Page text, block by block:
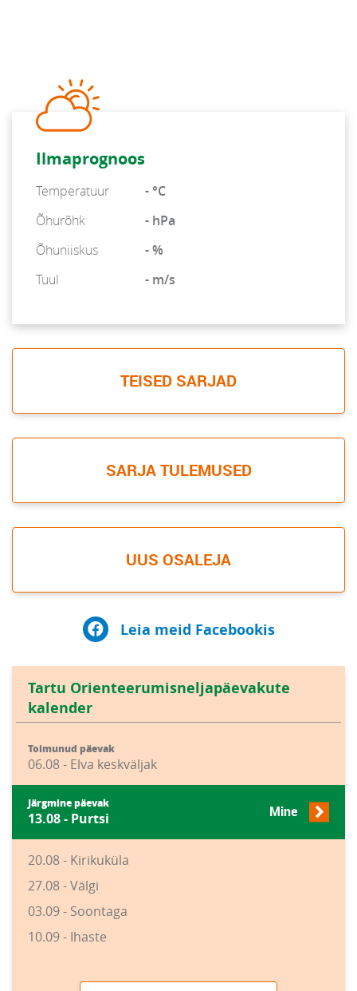
Ilmaprognoos
Temperatuur
- °C
Õhurõhk
- hPa
Õhuniiskus
- %
Tuul
- m/s
TEISED SARJAD
SARJA TULEMUSED
UUS OSALEJA
Leia meid Facebookis
Tartu Orienteerumisneljapäevakute
kalender
Toimunud päevak
06.08 - Elva keskväljak
Järgmine päevak
13.08 - Purtsi Mine
20.08 - Kirikuküla
27.08 - Välgi
03.09 - Soontaga
10.09 - Ihaste